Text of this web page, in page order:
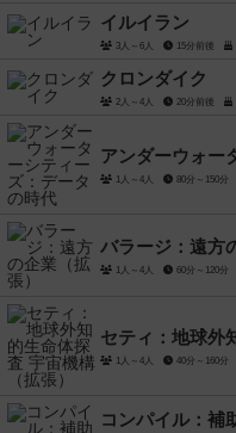
イルイラン
3人～6人 15分前後
クロンダイク
2人～4人 20分前後
アンダーウォー
1人～4人 80分～150分
バラージ：遠方
1人～4人 60分～120分
セティ：地球外
1人～4人 40分～160分
コンパイル：補